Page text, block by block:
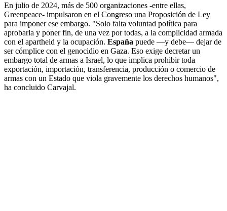
En julio de 2024, más de 500 organizaciones -entre ellas,
Greenpeace- impulsaron en el Congreso una Proposición de Ley
para imponer ese embargo. "Solo falta voluntad política para
aprobarla y poner fin, de una vez por todas, a la complicidad armada
con el apartheid y la ocupación. España puede —y debe— dejar de
ser cómplice con el genocidio en Gaza. Eso exige decretar un
embargo total de armas a Israel, lo que implica prohibir toda
exportación, importación, transferencia, producción o comercio de
armas con un Estado que viola gravemente los derechos humanos",
ha concluido Carvajal.